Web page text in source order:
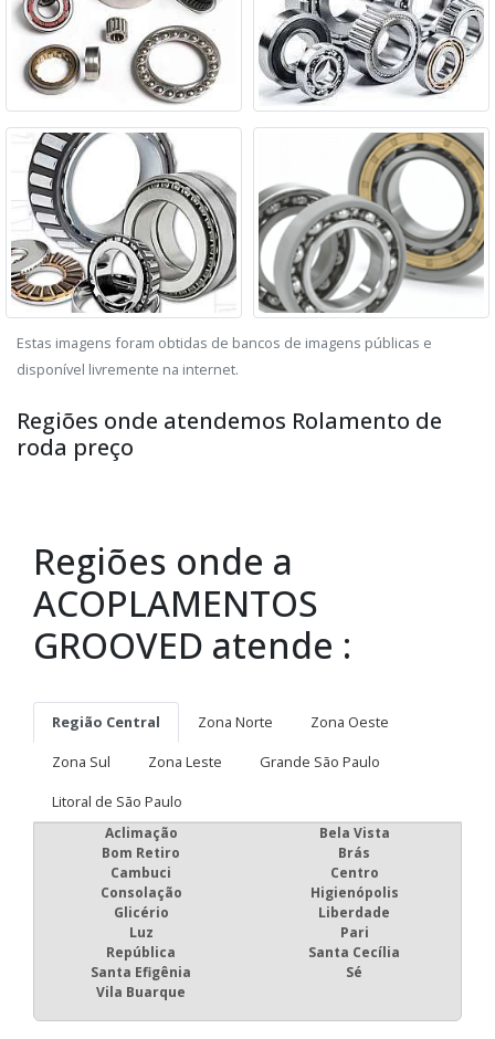
Estas imagens foram obtidas de bancos de imagens públicas e
disponível livremente na internet.
Regiões onde atendemos Rolamento de
roda preço
Regiões onde a
ACOPLAMENTOS
GROOVED atende :
Região Central Zona Norte
Zona Oeste
Zona Sul
Zona Leste
Grande São Paulo
Litoral de São Paulo
Aclimação
Bela Vista
Bom Retiro
Brás
Cambuci
Centro
Consolação
Higienópolis
Glicério
Liberdade
Luz
Pari
República
Santa Cecília
Santa Efigênia
Sé
Vila Buarque